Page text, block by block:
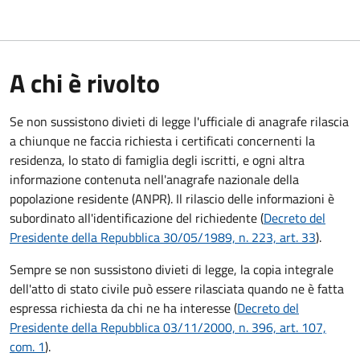
A chi è rivolto
Se non sussistono divieti di legge l'ufficiale di anagrafe rilascia
a chiunque ne faccia richiesta i certificati concernenti la
residenza, lo stato di famiglia degli iscritti, e ogni altra
informazione contenuta nell'anagrafe nazionale della
popolazione residente (ANPR). Il rilascio delle informazioni è
subordinato all'identificazione del richiedente (Decreto del
Presidente della Repubblica 30/05/1989, n. 223, art. 33).
Sempre se non sussistono divieti di legge, la copia integrale
dell'atto di stato civile può essere rilasciata quando ne è fatta
espressa richiesta da chi ne ha interesse (Decreto del
Presidente della Repubblica 03/11/2000, n. 396, art. 107,
com. 1).